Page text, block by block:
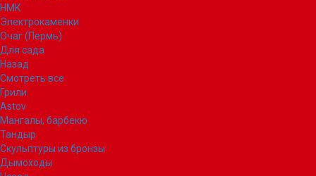
НМК
Электрокаменки
Очаг (Пермь)
Для сада
Назад
Смотреть все
Грили
Astov
Мангалы, барбекю
Тандыр
Скульптуры из бронзы
Дымоходы